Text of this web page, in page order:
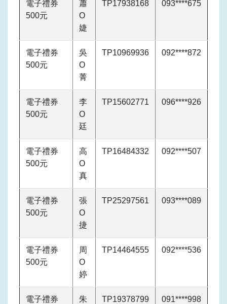
電子禮券
500元
蕭
O
婕
TP17938168 093****675
電子禮券
500元
吳
O
菁
TP10969936 092****872
電子禮券
500元
李
O
廷
TP15602771 096****926
電子禮券
500元
高
O
真
TP16484332 092****507
電子禮券
500元
張
O
捷
TP25297561 093****089
電子禮券
500元
周
O
婷
TP14464555 092****536
電子禮券
朱
TP19378799 091****998